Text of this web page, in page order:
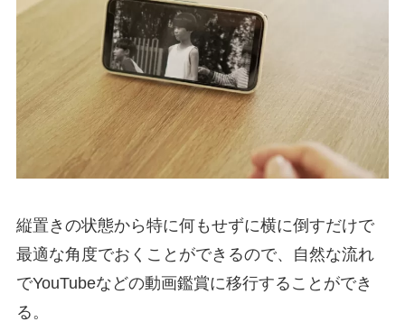
縦置きの状態から特に何もせずに横に倒すだけで
最適な角度でおくことができるので、自然な流れ
でYouTubeなどの動画鑑賞に移行することができ
る。